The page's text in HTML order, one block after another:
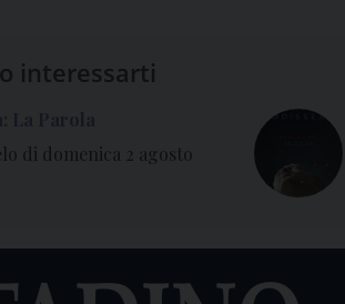
interessarti
di domenica 2 agosto